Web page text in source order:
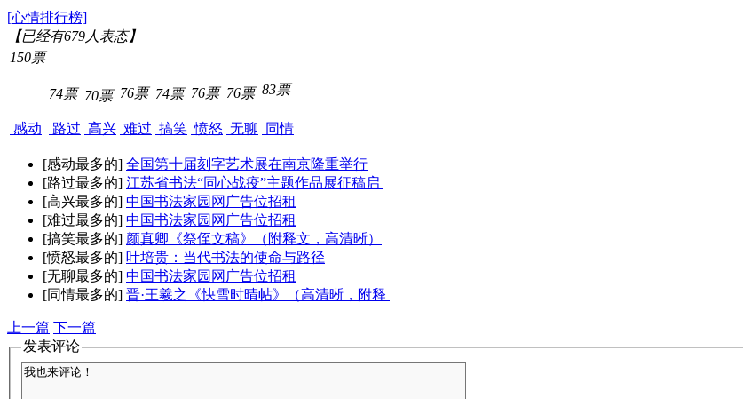
[心情排行榜]
【已经有679人表态】
150票
感动
74票
路过
70票
高兴
76票
难过
74票
搞笑
76票
愤怒
76票
无聊
83票
同情
[感动最多的] 全国第十届刻字艺术展在南京隆重举行
[路过最多的] 江苏省书法“同心战疫”主题作品展征稿启
[高兴最多的] 中国书法家园网广告位招租
[难过最多的] 中国书法家园网广告位招租
[搞笑最多的] 颜真卿《祭侄文稿》（附释文，高清晰）
[愤怒最多的] 叶培贵：当代书法的使命与路径
[无聊最多的] 中国书法家园网广告位招租
[同情最多的] 晋·王羲之《快雪时晴帖》（高清晰，附释
上一篇 下一篇
发表评论